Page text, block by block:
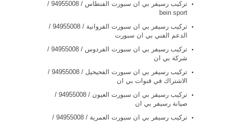
تركيب رسيفر بي ان سبورت الفنطاس / 94955008 /
bein sport
تركيب رسيفر بي ان سبورت الفروانية / 94955008 /
الدعم الفني بي ان سبورت
تركيب رسيفر بي ان سبورت الفردوس / 94955008 /
شركة بي ان
تركيب رسيفر بي ان سبورت الفحيحيل / 94955008 /
الاشتراك في قنوات بي ان
تركيب رسيفر بي ان سبورت العيون / 94955008 /
صيانة رسيفر بي ان
تركيب رسيفر بي ان سبورت العمرية / 94955008 /